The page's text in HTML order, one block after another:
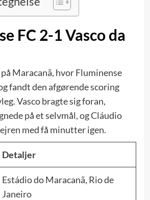
FC 2-1 Vasco da
Maracanã, hvor Fluminense
fandt den afgørende scoring
Vasco bragte sig foran,
på et selvmål, og Cláudio
med få minutter igen.
Detaljer
Estádio do Maracanã, Rio de
Janeiro